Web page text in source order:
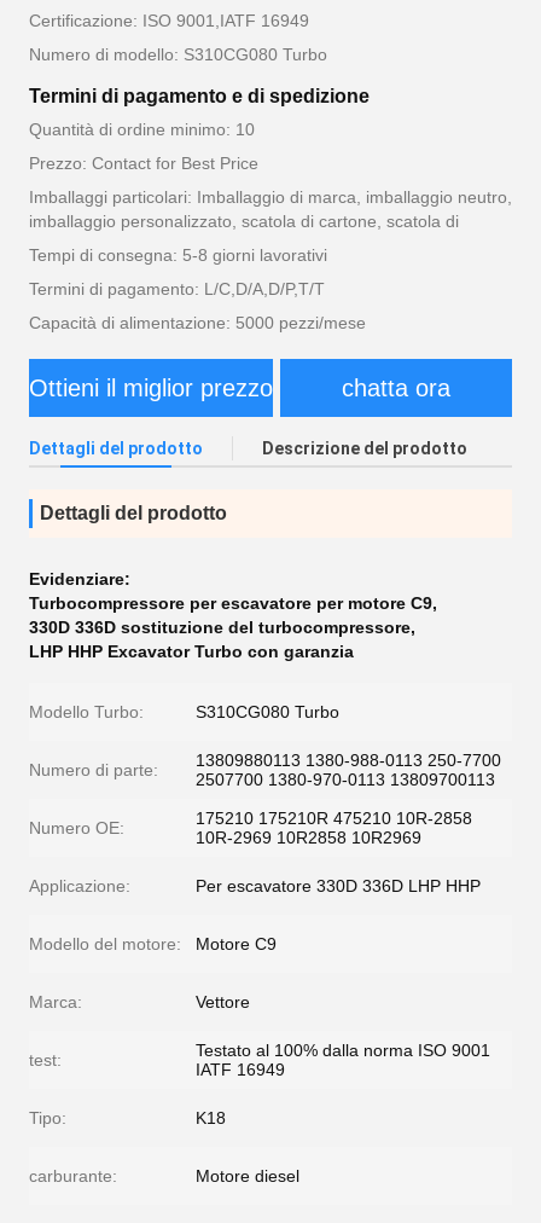
Certificazione: ISO 9001,IATF 16949
Numero di modello: S310CG080 Turbo
Termini di pagamento e di spedizione
Quantità di ordine minimo: 10
Prezzo: Contact for Best Price
Imballaggi particolari: Imballaggio di marca, imballaggio neutro,
imballaggio personalizzato, scatola di cartone, scatola di
Tempi di consegna: 5-8 giorni lavorativi
Termini di pagamento: L/C,D/A,D/P,T/T
Capacità di alimentazione: 5000 pezzi/mese
Ottieni il miglior prezzo chatta ora
Dettagli del prodotto Descrizione del prodotto
Dettagli del prodotto
Evidenziare:
Turbocompressore per escavatore per motore C9,
330D 336D sostituzione del turbocompressore,
LHP HHP Excavator Turbo con garanzia
Modello Turbo: S310CG080 Turbo
Numero di parte:
13809880113 1380-988-0113 250-7700
2507700 1380-970-0113 13809700113
Numero OE:
175210 175210R 475210 10R-2858
10R-2969 10R2858 10R2969
Applicazione: Per escavatore 330D 336D LHP HHP
Modello del motore: Motore C9
Marca: Vettore
test:
Testato al 100% dalla norma ISO 9001
IATF 16949
Tipo: K18
carburante: Motore diesel